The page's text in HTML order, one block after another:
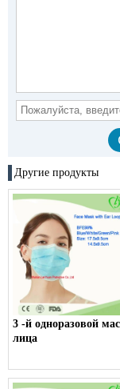
Другие продукты
3 -й одноразовой
лица